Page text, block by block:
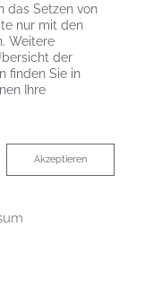
die in den
das Setzen von
nur mit den
Weitere
der
finden Sie in
Ihre
Akzeptieren